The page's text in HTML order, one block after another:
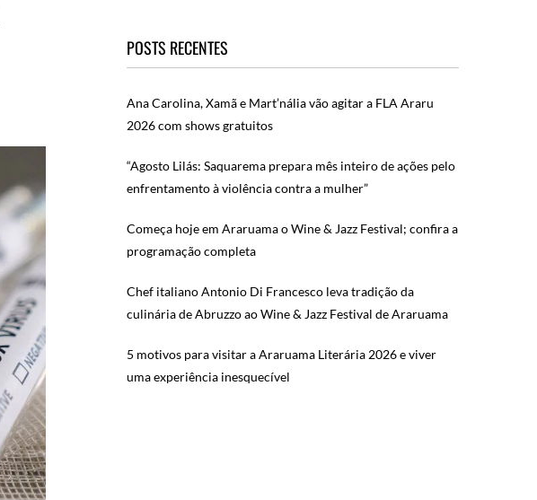
POSTS RECENTES
Ana Carolina, Xamã e Mart’nália vão agitar a FLA Araru
2026 com shows gratuitos
“Agosto Lilás: Saquarema prepara mês inteiro de ações pelo
enfrentamento à violência contra a mulher”
Começa hoje em Araruama o Wine & Jazz Festival; confira a
programação completa
Chef italiano Antonio Di Francesco leva tradição da
culinária de Abruzzo ao Wine & Jazz Festival de Araruama
5 motivos para visitar a Araruama Literária 2026 e viver
uma experiência inesquecível